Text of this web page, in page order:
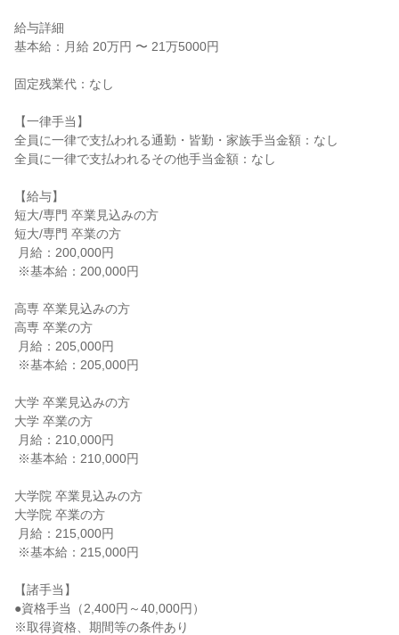
給与詳細
基本給：月給 20万円 〜 21万5000円
固定残業代：なし
【一律手当】
全員に一律で支払われる通勤・皆勤・家族手当金額：なし
全員に一律で支払われるその他手当金額：なし
【給与】
短大/専門 卒業見込みの方
短大/専門 卒業の方
高専 卒業見込みの方
高専 卒業の方
大学 卒業見込みの方
大学 卒業の方
大学院 卒業見込みの方
大学院 卒業の方
【諸手当】
●資格手当（2,400円～40,000円）
※取得資格、期間等の条件あり